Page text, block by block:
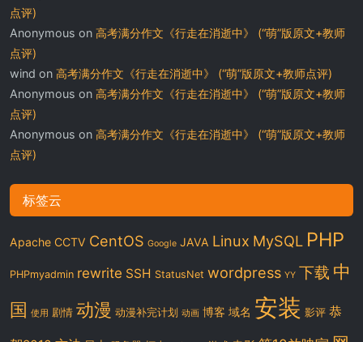
点评)
Anonymous on 高考满分作文《行走在消逝中》 (“萌”版原文+教师
点评)
wind on 高考满分作文《行走在消逝中》 (“萌”版原文+教师点评)
Anonymous on 高考满分作文《行走在消逝中》 (“萌”版原文+教师
点评)
Anonymous on 高考满分作文《行走在消逝中》 (“萌”版原文+教师
点评)
标签云
Apache CCTV CentOS Google JAVA Linux MySQL PHP
PHPmyadmin rewrite SSH StatusNet wordpress YY 下载 中
国 使用 剧情 动漫 动漫补完计划 动画 博客 域名 安装 影评 恭